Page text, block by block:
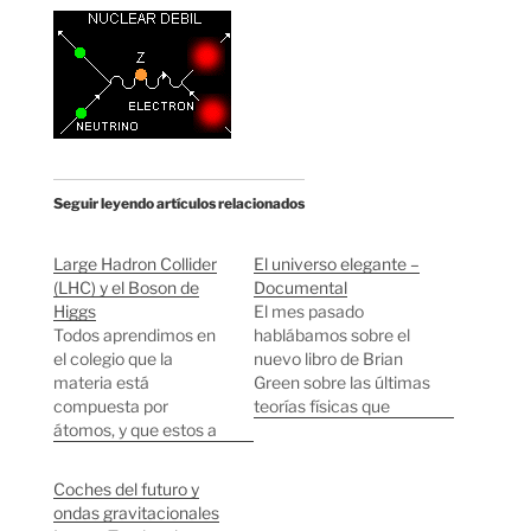
Seguir leyendo artículos relacionados
Large Hadron Collider
(LHC) y el Boson de
Higgs
Todos aprendimos en
el colegio que la
materia está
compuesta por
átomos, y que estos a
electrones. Pero la
realidad es mucho más
El universo elegante –
Documental
El mes pasado
hablábamos sobre el
nuevo libro de Brian
Green sobre las últimas
teorías físicas que
Coches del futuro y
ondas gravitacionales